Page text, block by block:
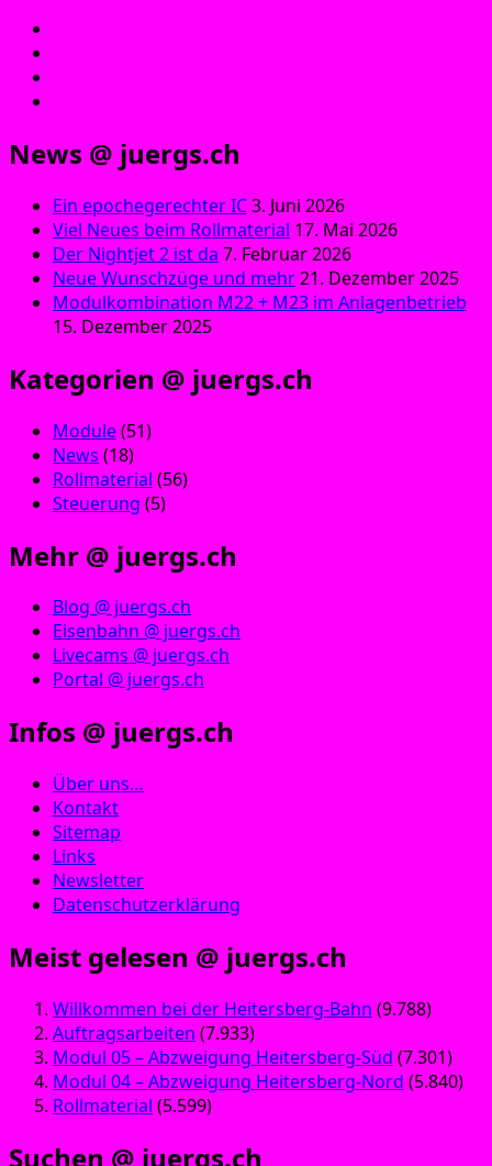
News @ juergs.ch
Ein epochegerechter IC3. Juni 2026
Viel Neues beim Rollmaterial 17. Mai 2026
Der Nightjet 2 ist da 7. Februar 2026
Neue Wunschzüge und mehr21. Dezember 2025
Modulkombination M22 + M23 im Anlagenbetrieb
15. Dezember 2025
Kategorien @ juergs.ch
Module(51)
News (18)
Rollmaterial (56)
Steuerung (5)
Mehr @ juergs.ch
Blog @ juergs.ch
Eisenbahn @ juergs.ch
Livecams @ juergs.ch
Portal @ juergs.ch
Infos @ juergs.ch
Über uns…
Kontakt
Sitemap
Links
Newsletter
Datenschutzerklärung
Meist gelesen @ juergs.ch
Willkommen bei der Heitersberg-Bahn (9.788)
Auftragsarbeiten (7.933)
Modul 05 – Abzweigung Heitersberg-Süd (7.301)
Modul 04 – Abzweigung Heitersberg-Nord (5.840)
Rollmaterial (5.599)
Suchen @ juergs.ch